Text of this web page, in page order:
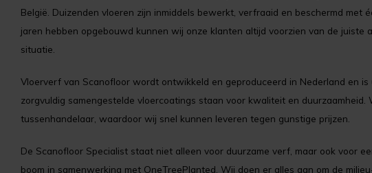
België. Duizenden vloeren zijn inmiddels bewerkt, verfraaid en beschermd met
jaren hebben opgebouwd kunnen wij onze klanten altijd voorzien van de juiste
situatie.
Vloerverf van Scanofloor wordt ontwikkeld en geproduceerd in Nederland en
zorgvuldig samengestelde vloercoatings staan voor kwaliteit en
tussenhandelaar, waardoor wij snel kunnen leveren tegen gunstige prijzen.
De Scanofloor Specialist staat niet alleen voor duurzame verf, maar ook voor
boom in samenwerking met OneTreePlanted. Wij doen er alles aan om de